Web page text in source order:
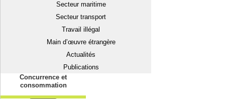
Secteur maritime
Secteur transport
Travail illégal
Main d’œuvre étrangère
Actualités
Publications
Concurrence et
consommation